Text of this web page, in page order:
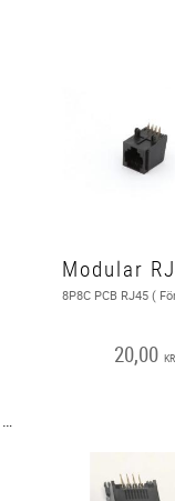
20,00 KR